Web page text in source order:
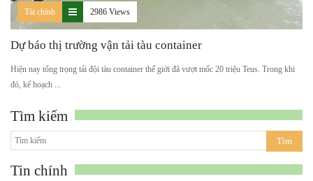
Tài chính 2986 Views
Dự báo thị trường vận tải tàu container
Hiện nay tổng trọng tải đội tàu container thế giới đã vượt mốc 20 triệu Teus. Trong khi
đó, kế hoạch ...
Tìm kiếm
Tin chính